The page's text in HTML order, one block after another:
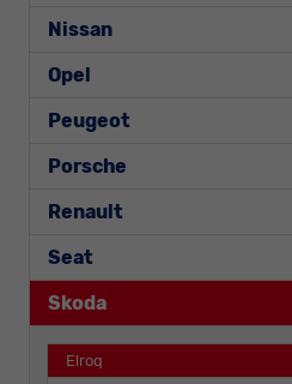
Nissan
Opel
Peugeot
Porsche
Renault
Seat
Skoda
Elroq